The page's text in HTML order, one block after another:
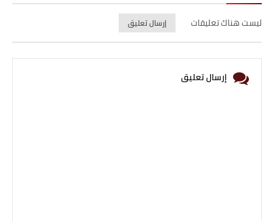
ليست هناك تعليقات إرسال تعليق
إرسال تعليق